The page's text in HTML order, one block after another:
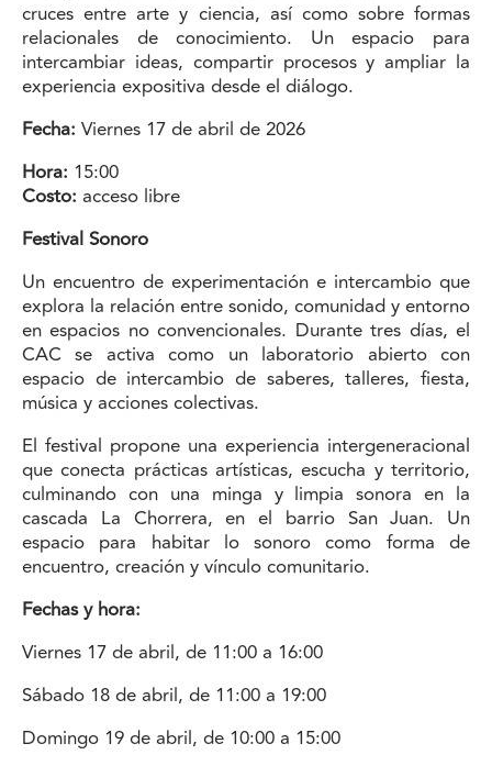
cruces entre arte y ciencia, así como sobre formas
relacionales de conocimiento. Un espacio para
intercambiar ideas, compartir procesos y ampliar la
experiencia expositiva desde el diálogo.
Fecha: Viernes 17 de abril de 2026
Hora: 15:00
Costo: acceso libre
Festival Sonoro
Un encuentro de experimentación e intercambio que
explora la relación entre sonido, comunidad y entorno
en espacios no convencionales. Durante tres días, el
CAC se activa como un laboratorio abierto con
espacio de intercambio de saberes, talleres, fiesta,
música y acciones colectivas.
El festival propone una experiencia intergeneracional
que conecta prácticas artísticas, escucha y territorio,
culminando con una minga y limpia sonora en la
cascada La Chorrera, en el barrio San Juan. Un
espacio para habitar lo sonoro como forma de
encuentro, creación y vínculo comunitario.
Fechas y hora:
Viernes 17 de abril, de 11:00 a 16:00
Sábado 18 de abril, de 11:00 a 19:00
Domingo 19 de abril, de 10:00 a 15:00